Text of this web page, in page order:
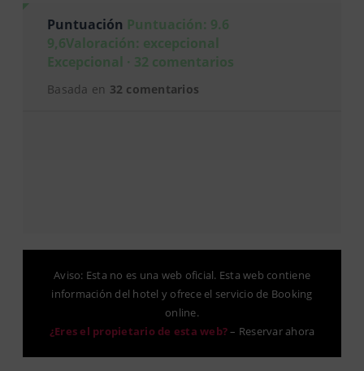
Puntuación Puntuación: 9.6
9,6Valoración: excepcional
Excepcional · 32 comentarios
Basada en 32 comentarios
Aviso: Esta no es una web oficial. Esta web contiene
información del hotel y ofrece el servicio de Booking
online.
¿Eres el propietario de esta web?– Reservar ahora